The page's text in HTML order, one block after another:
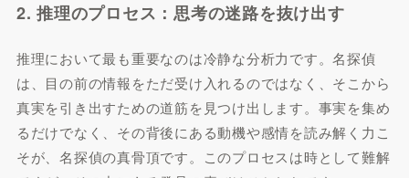
2. 推理のプロセス：思考の迷路を抜け出す
推理において最も重要なのは冷静な分析力です。名探偵
は、目の前の情報をただ受け入れるのではなく、そこから
真実を引き出すための道筋を見つけ出します。事実を集め
るだけでなく、その背後にある動機や感情を読み解く力こ
そが、名探偵の真骨頂です。このプロセスは時として難解